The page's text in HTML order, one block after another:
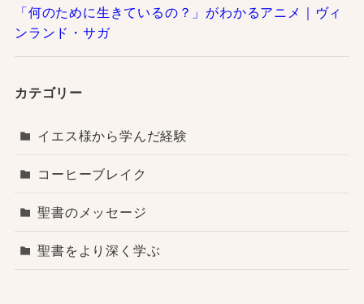
「何のために生きているの？」がわかるアニメ｜ヴィ
ンランド・サガ
カテゴリー
イエス様から学んだ経験
コーヒーブレイク
聖書のメッセージ
聖書をより深く学ぶ